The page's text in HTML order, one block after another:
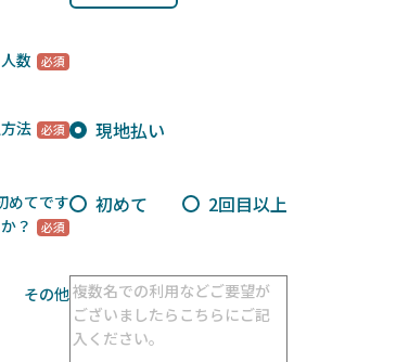
数
法 現地払い
めてです
か？
初めて 2回目以上
その他